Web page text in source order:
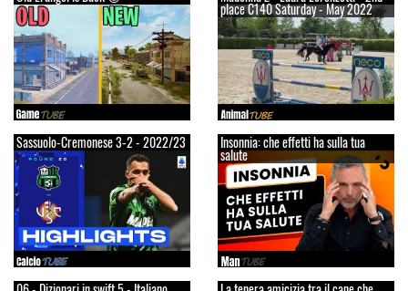
place C140 Saturday - May 2022
Sassuolo-Cremonese 3-2 - 2022/23 Insonnia: che effetti ha sulla tua
salute